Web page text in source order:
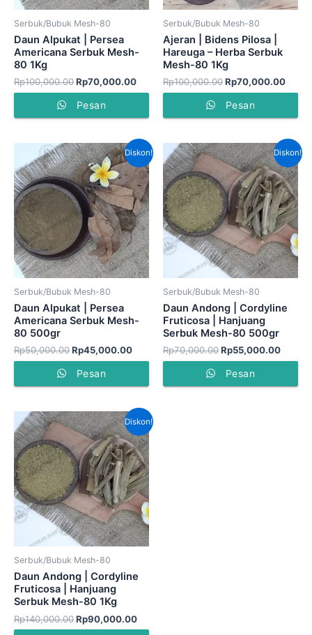
Serbuk/Bubuk Mesh-80
Daun Alpukat | Persea
Americana Serbuk Mesh-
80 1Kg
Rp100,000.00Rp70,000.00
Pesan
Serbuk/Bubuk Mesh-80
Ajeran | Bidens Pilosa |
Hareuga – Herba Serbuk
Mesh-80 1Kg
Rp100,000.00Rp70,000.00
Pesan
Diskon!
Serbuk/Bubuk Mesh-80
Daun Alpukat | Persea
Americana Serbuk Mesh-
80 500gr
Rp50,000.00
Harga
aslinya
adalah:
Rp50,000.00.
Rp45,000.00
Harga
saat
ini
adalah:
Rp45,000.00.
Pesan
Diskon!
Serbuk/Bubuk Mesh-80
Daun Andong | Cordyline
Fruticosa | Hanjuang
Serbuk Mesh-80 500gr
Rp70,000.00
Harga
aslinya
adalah:
Rp70,000.00.
Rp55,000.00
Harga
saat
ini
Pesan
Diskon!
Serbuk/Bubuk Mesh-80
Daun Andong | Cordyline
Fruticosa | Hanjuang
Serbuk Mesh-80 1Kg
Rp140,000.00
Harga
aslinya
adalah:
Rp140,000.00.
Rp90,000.00
Harga
saat
ini
adalah:
Rp90,000.00.